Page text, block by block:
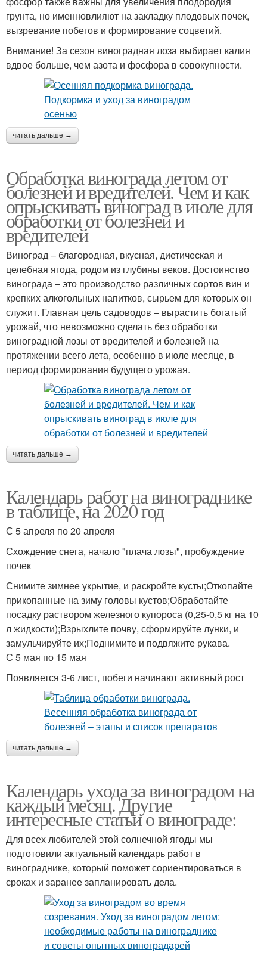
грунта, но именновлияют на закладку плодовых почек,
вызревание побегов и формирование соцветий.
Внимание! За сезон виноградная лоза выбирает калия
вдвое больше, чем азота и фосфора в совокупности.
читать дальше →
Обработка винограда летом от
болезней и вредителей. Чем и как
опрыскивать виноград в июле для
обработки от болезней и
вредителей
Виноград – благородная, вкусная, диетическая и
целебная ягода, родом из глубины веков. Достоинство
винограда – это производство различных сортов вин и
крепких алкогольных напитков, сырьем для которых он
служит. Главная цель садоводов – вырастить богатый
урожай, что невозможно сделать без обработки
виноградной лозы от вредителей и болезней на
протяжении всего лета, особенно в июле месяце, в
период формирования будущего урожая.
читать дальше →
Календарь работ на винограднике
в таблице, на 2020 год
С 5 апреля по 20 апреля
Схождение снега, начало "плача лозы", пробуждение
почек
Снимите зимнее укрытие, и раскройте кусты;Откопайте
прикопанные на зиму головы кустов;Обработайте
посадку раствором железного купороса (0,25-0,5 кг на 10
л жидкости);Взрыхлите почву, сформируйте лунки, и
замульчируйте их;Поднимите и подвяжите рукава.
С 5 мая по 15 мая
Появляется 3-6 лист, побеги начинают активный рост
читать дальше →
Календарь ухода за виноградом на
каждый месяц. Другие
интересные статьи о винограде:
Для всех любителей этой солнечной ягоды мы
подготовили актуальный календарь работ в
винограднике, который поможет сориентироваться в
сроках и заранее запланировать дела.